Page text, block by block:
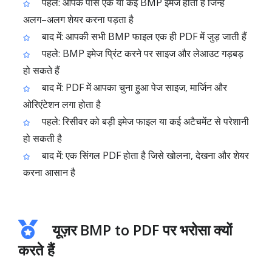
अलग–अलग शेयर करना पड़ता है
बाद में: आपकी सभी BMP फाइल एक ही PDF में जुड़ जाती हैं
पहले: BMP इमेज प्रिंट करने पर साइज और लेआउट गड़बड़
हो सकते हैं
बाद में: PDF में आपका चुना हुआ पेज साइज, मार्जिन और
ओरिएंटेशन लगा होता है
पहले: रिसीवर को बड़ी इमेज फाइल या कई अटैचमेंट से परेशानी
हो सकती है
बाद में: एक सिंगल PDF होता है जिसे खोलना, देखना और शेयर
करना आसान है
यूज़र BMP to PDF पर भरोसा क्यों
करते हैं